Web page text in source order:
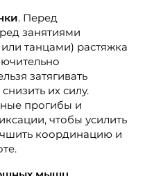
. Перед
занятиями
танцами) растяжка
затягивать
их силу.
прогибы и
чтобы усилить
координацию и